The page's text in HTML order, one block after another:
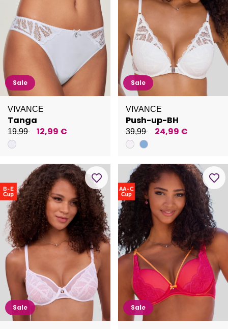
Sale
VIVANCE
Tanga
19,99 12,99 €
Sale
VIVANCE
Push-up-BH
39,99 24,99 €
Sale Sale